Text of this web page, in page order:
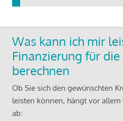
Was kann ich mir
Finanzierung für
berechnen
Ob Sie sich den gewünschten
leisten können, hängt vor
ab: